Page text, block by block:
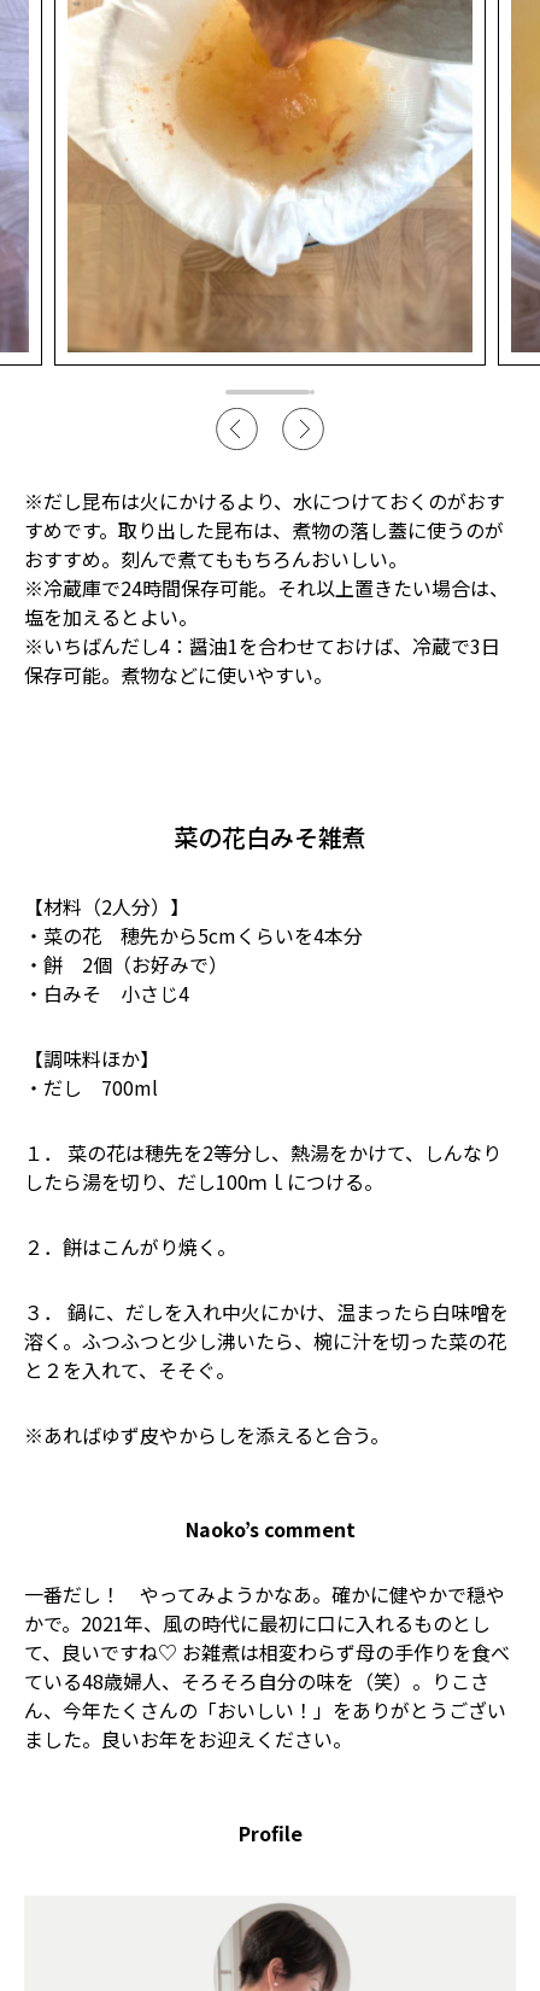
※だし昆布は火にかけるより、水につけておくのがおす
すめです。取り出した昆布は、煮物の落し蓋に使うのが
おすすめ。刻んで煮てももちろんおいしい。
※冷蔵庫で24時間保存可能。それ以上置きたい場合は、
塩を加えるとよい。
※いちばんだし4：醤油1を合わせておけば、冷蔵で3日
保存可能。煮物などに使いやすい。
菜の花白みそ雑煮
【材料（2人分）】
・菜の花 穂先から5cmくらいを4本分
・餅 2個（お好みで）
・白みそ 小さじ4
【調味料ほか】
・だし 700ml
１． 菜の花は穂先を2等分し、熱湯をかけて、しんなり
したら湯を切り、だし100ｍｌにつける。
２．餅はこんがり焼く。
３． 鍋に、だしを入れ中火にかけ、温まったら白味噌を
溶く。ふつふつと少し沸いたら、椀に汁を切った菜の花
と２を入れて、そそぐ。
※あればゆず皮やからしを添えると合う。
Naoko’s comment
一番だし！ やってみようかなあ。確かに健やかで穏や
かで。2021年、風の時代に最初に口に入れるものとし
て、良いですね♡ お雑煮は相変わらず母の手作りを食べ
ている48歳婦人、そろそろ自分の味を（笑）。りこさ
ん、今年たくさんの「おいしい！」をありがとうござい
ました。良いお年をお迎えください。
Profile